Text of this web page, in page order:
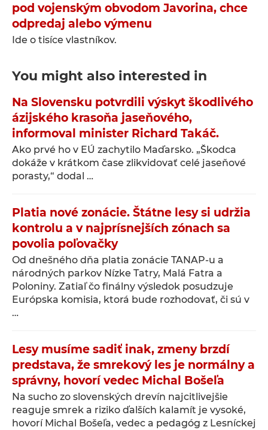
pod vojenským obvodom Javorina, chce
odpredaj alebo výmenu
Ide o tisíce vlastníkov.
You might also interested in
Na Slovensku potvrdili výskyt škodlivého
ázijského krasoňa jaseňového,
informoval minister Richard Takáč.
Ako prvé ho v EÚ zachytilo Maďarsko. „Škodca
dokáže v krátkom čase zlikvidovať celé jaseňové
porasty,“ dodal …
Platia nové zonácie. Štátne lesy si udržia
kontrolu a v najprísnejších zónach sa
povolia poľovačky
Od dnešného dňa platia zonácie TANAP-u a
národných parkov Nízke Tatry, Malá Fatra a
Poloniny. Zatiaľ čo finálny výsledok posudzuje
Európska komisia, ktorá bude rozhodovať, či sú v
…
Lesy musíme sadiť inak, zmeny brzdí
predstava, že smrekový les je normálny a
správny, hovorí vedec Michal Bošeľa
Na sucho zo slovenských drevín najcitlivejšie
reaguje smrek a riziko ďalších kalamít je vysoké,
hovorí Michal Bošeľa, vedec a pedagóg z Lesníckej